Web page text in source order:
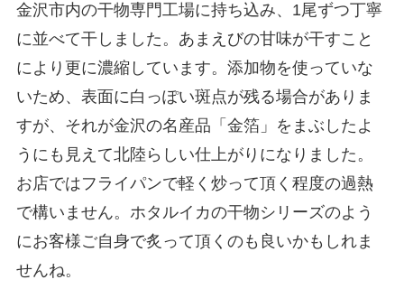
金沢市内の干物専門工場に持ち込み、1尾ずつ丁寧
に並べて干しました。あまえびの甘味が干すこと
により更に濃縮しています。添加物を使っていな
いため、表面に白っぽい斑点が残る場合がありま
すが、それが金沢の名産品「金箔」をまぶしたよ
うにも見えて北陸らしい仕上がりになりました。
お店ではフライパンで軽く炒って頂く程度の過熱
で構いません。ホタルイカの干物シリーズのよう
にお客様ご自身で炙って頂くのも良いかもしれま
せんね。